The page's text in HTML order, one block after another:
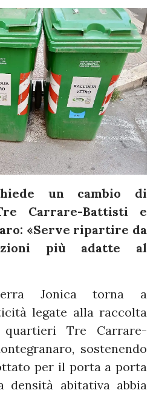
chiede un cambio di
Carrare-Battisti e
«Serve ripartire da
più adatte al
Terra Jonica torna a
legate alla raccolta
Tre Carrare-
sostenendo
per il porta a porta
densità abitativa abbia